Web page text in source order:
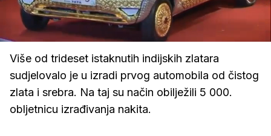
Upali
zvuk
Loaded:
58.35%
Više od trideset istaknutih indijskih zlatara
sudjelovalo je u izradi prvog automobila od čistog
zlata i srebra. Na taj su način obilježili 5 000.
obljetnicu izrađivanja nakita.